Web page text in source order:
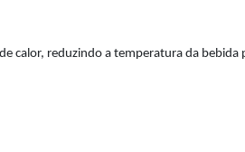
calor, reduzindo a temperatura da bebida